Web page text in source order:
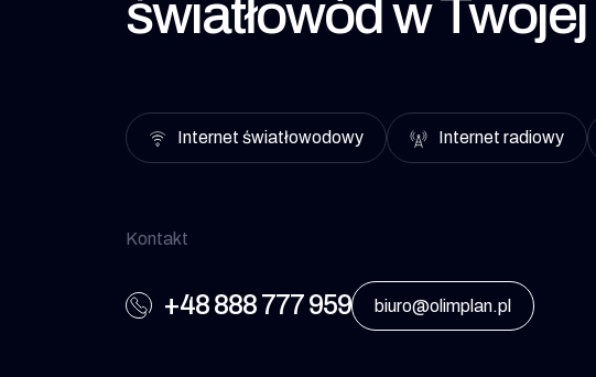
światłowód w
Internet światłowodowy Internet radiowy
Kontakt
+48 888 777 959 biuro@olimplan.pl